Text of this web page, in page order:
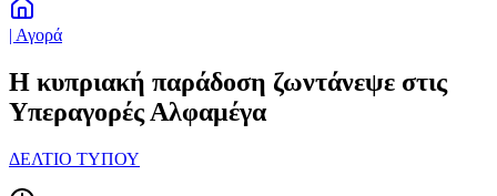
| Αγορά
Η κυπριακή παράδοση ζωντάνεψε στις
Υπεραγορές Αλφαμέγα
ΔΕΛΤΙΟ ΤΥΠΟΥ